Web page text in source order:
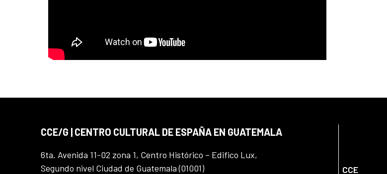
CCE/G | CENTRO CULTURAL DE ESPAÑA EN GUATEMALA
6ta. Avenida 11-02 zona 1, Centro Histórico – Edifico Lux,
Segundo nivel Ciudad de Guatemala (01001)
CCE